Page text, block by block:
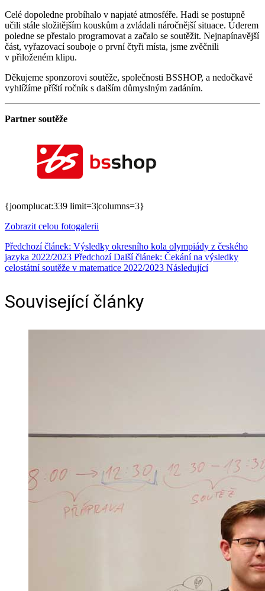
Celé dopoledne probíhalo v napjaté atmosféře. Hadi se postupně
učili stále složitějším kouskům a zvládali náročnější situace. Úderem
poledne se přestalo programovat a začalo se soutěžit. Nejnapínavější
část, vyřazovací souboje o první čtyři místa, jsme zvěčnili
v přiloženém klipu.
Děkujeme sponzorovi soutěže, společnosti BSSHOP, a nedočkavě
vyhlížíme příští ročník s dalším důmyslným zadáním.
Partner soutěže
{joomplucat:339 limit=3|columns=3}
Zobrazit celou fotogalerii
Předchozí článek: Výsledky okresního kola olympiády z českého
jazyka 2022/2023 Předchozí Další článek: Čekání na výsledky
celostátní soutěže v matematice 2022/2023 Následující
Související články